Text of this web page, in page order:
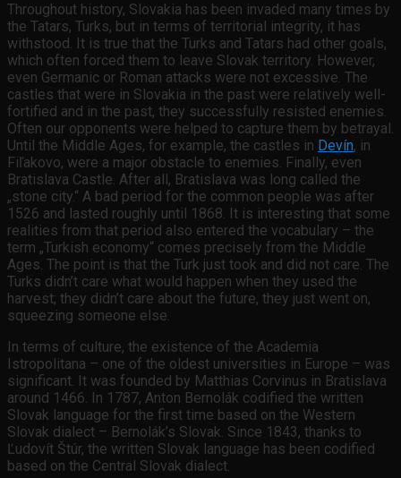
Throughout history, Slovakia has been invaded many times by
the Tatars, Turks, but in terms of territorial integrity, it has
withstood. It is true that the Turks and Tatars had other goals,
which often forced them to leave Slovak territory. However,
even Germanic or Roman attacks were not excessive. The
castles that were in Slovakia in the past were relatively well-
fortified and in the past, they successfully resisted enemies.
Often our opponents were helped to capture them by betrayal.
Until the Middle Ages, for example, the castles in Devín, in
Fiľakovo, were a major obstacle to enemies. Finally, even
Bratislava Castle. After all, Bratislava was long called the
„stone city.“ A bad period for the common people was after
1526 and lasted roughly until 1868. It is interesting that some
realities from that period also entered the vocabulary – the
term „Turkish economy“ comes precisely from the Middle
Ages. The point is that the Turk just took and did not care. The
Turks didn’t care what would happen when they used the
harvest; they didn’t care about the future, they just went on,
squeezing someone else.
In terms of culture, the existence of the Academia
Istropolitana – one of the oldest universities in Europe – was
significant. It was founded by Matthias Corvinus in Bratislava
around 1466. In 1787, Anton Bernolák codified the written
Slovak language for the first time based on the Western
Slovak dialect – Bernolák’s Slovak. Since 1843, thanks to
Ľudovít Štúr, the written Slovak language has been codified
based on the Central Slovak dialect.